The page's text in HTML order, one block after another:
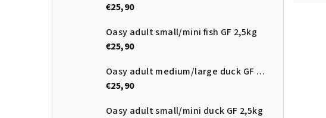
€25,90
Oasy adult small/mini fish GF 2,5kg
€25,90
Oasy adult medium/large duck GF 2,5kg
€25,90
Oasy adult small/mini duck GF 2,5kg